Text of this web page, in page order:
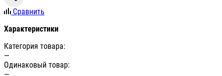
Сравнить
Характеристики
Категория товара:
—
Одинаковый товар: